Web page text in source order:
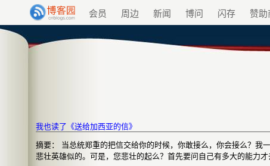
会员 周边 新闻 博问 闪存 赞助
我也读了《送给加西亚的信》
摘要： 当总统郑重的把信交给你的时候，你敢接么，你会接么？我
悲壮英雄似的。可是，您悲壮的起么？首先要问自己有多大的能力